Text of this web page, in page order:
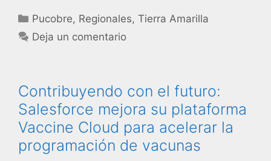
Pucobre, Regionales,Tierra Amarilla
Deja un comentario
Contribuyendo con el futuro:
Salesforce mejora su plataforma
Vaccine Cloud para acelerar la
programación de vacunas